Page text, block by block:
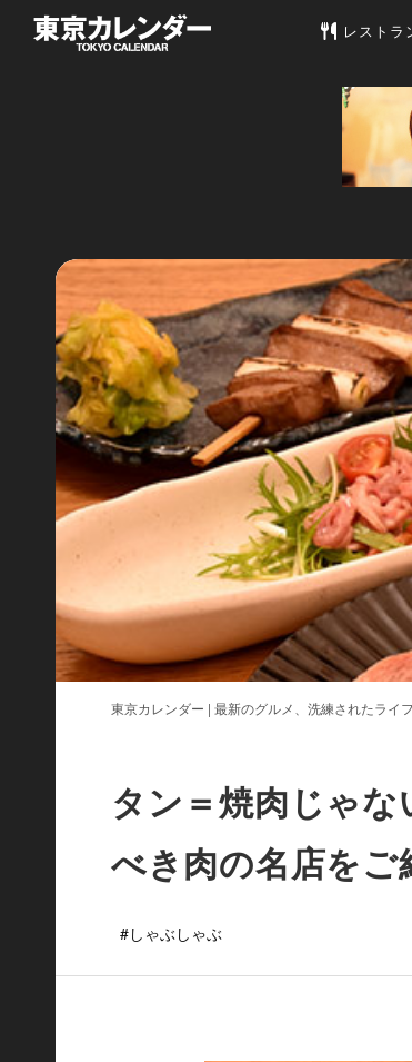
東京カレン
レストラ
東京カレンダー | 最新のグルメ、洗練されたライ
タン＝焼肉じゃ
べき肉の名店をご
#しゃぶしゃぶ